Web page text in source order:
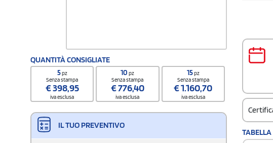
QUANTITÀ CONSIGLIATE
5pz
Senza stampa
€398,95
iva esclusa
10pz
Senza stampa
€776,40
iva esclusa
15pz
Senza stampa
€1.160,70
iva esclusa
IL TUO PREVENTIVO